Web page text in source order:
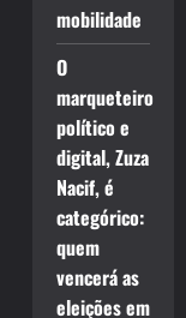
mobilidade
O
marqueteiro
político e
digital, Zuza
Nacif, é
categórico:
quem
vencerá as
eleições em